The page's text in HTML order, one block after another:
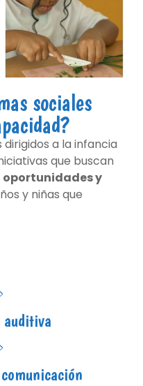
sociales
a la infancia
que buscan
y
y niñas que
auditiva